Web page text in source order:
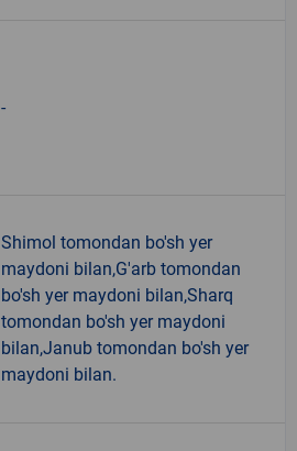
-
Shimol tomondan bo'sh yer
maydoni bilan,G'arb tomondan
bo'sh yer maydoni bilan,Sharq
tomondan bo'sh yer maydoni
bilan,Janub tomondan bo'sh yer
maydoni bilan.